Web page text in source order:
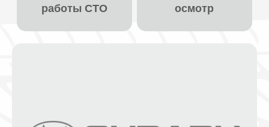
работы СТО
осмотр